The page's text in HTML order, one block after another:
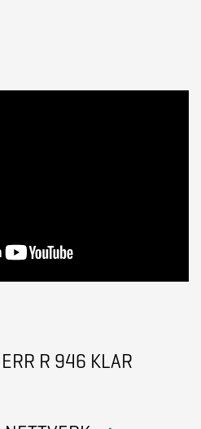
R 946 KLAR